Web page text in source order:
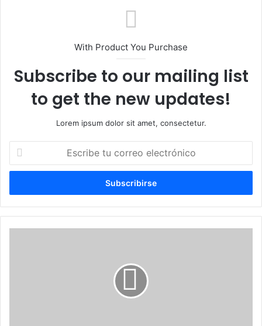
With Product You Purchase
Subscribe to our mailing list
to get the new updates!
Lorem ipsum dolor sit amet, consectetur.
correo